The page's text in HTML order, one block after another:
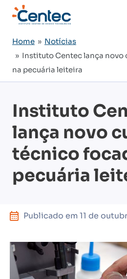
Home » Notícias
» Instituto Centec lança
na pecuária leiteira
Instituto
lança novo
técnico
pecuária
Publicado em 11 de